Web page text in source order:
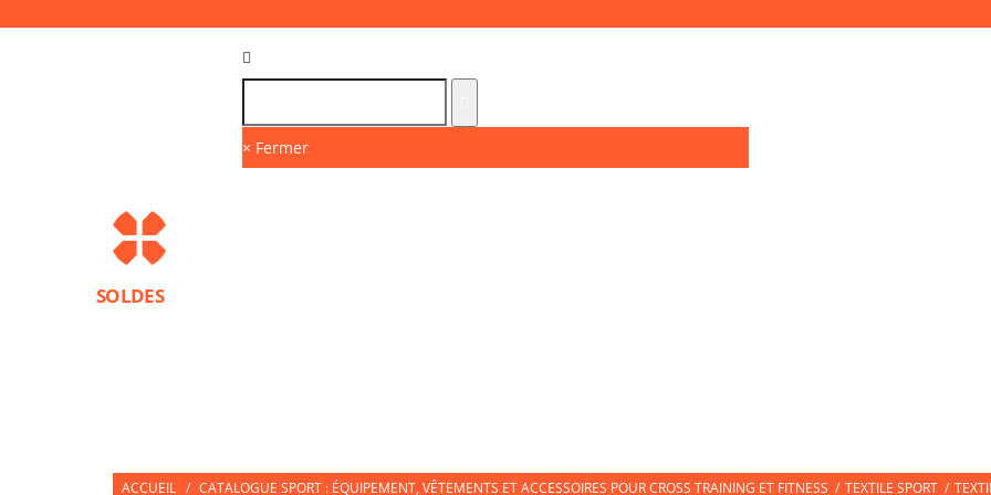
× Fermer
SOLDES
ACCUEIL / CATALOGUE SPORT : ÉQUIPEMENT, VÊTEMENTS ET ACCESSOIRES POUR CROSS TRAINING ET FITNESS / TEXTILE SPORT /